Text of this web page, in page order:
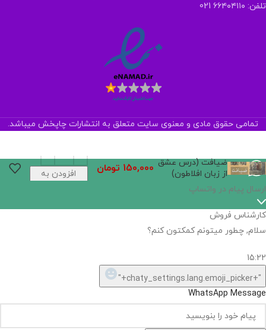
تلفن: ۶۶۴۰۴۱۱۰ 021
تمامی حقوق مادی و معنوی سایت متعلق به انتشارات چاپخش میباشد.
ضیافت (درس عشق
از زبان افلاطون)
150,000 تومان
افزودن به
ارسال پیام در واتساپ
کارشناس فروش
سلام, چطور میتونم کمکتون کنم؟
15:22
"+chaty_settings.lang.emoji_picker+"
WhatsApp Message